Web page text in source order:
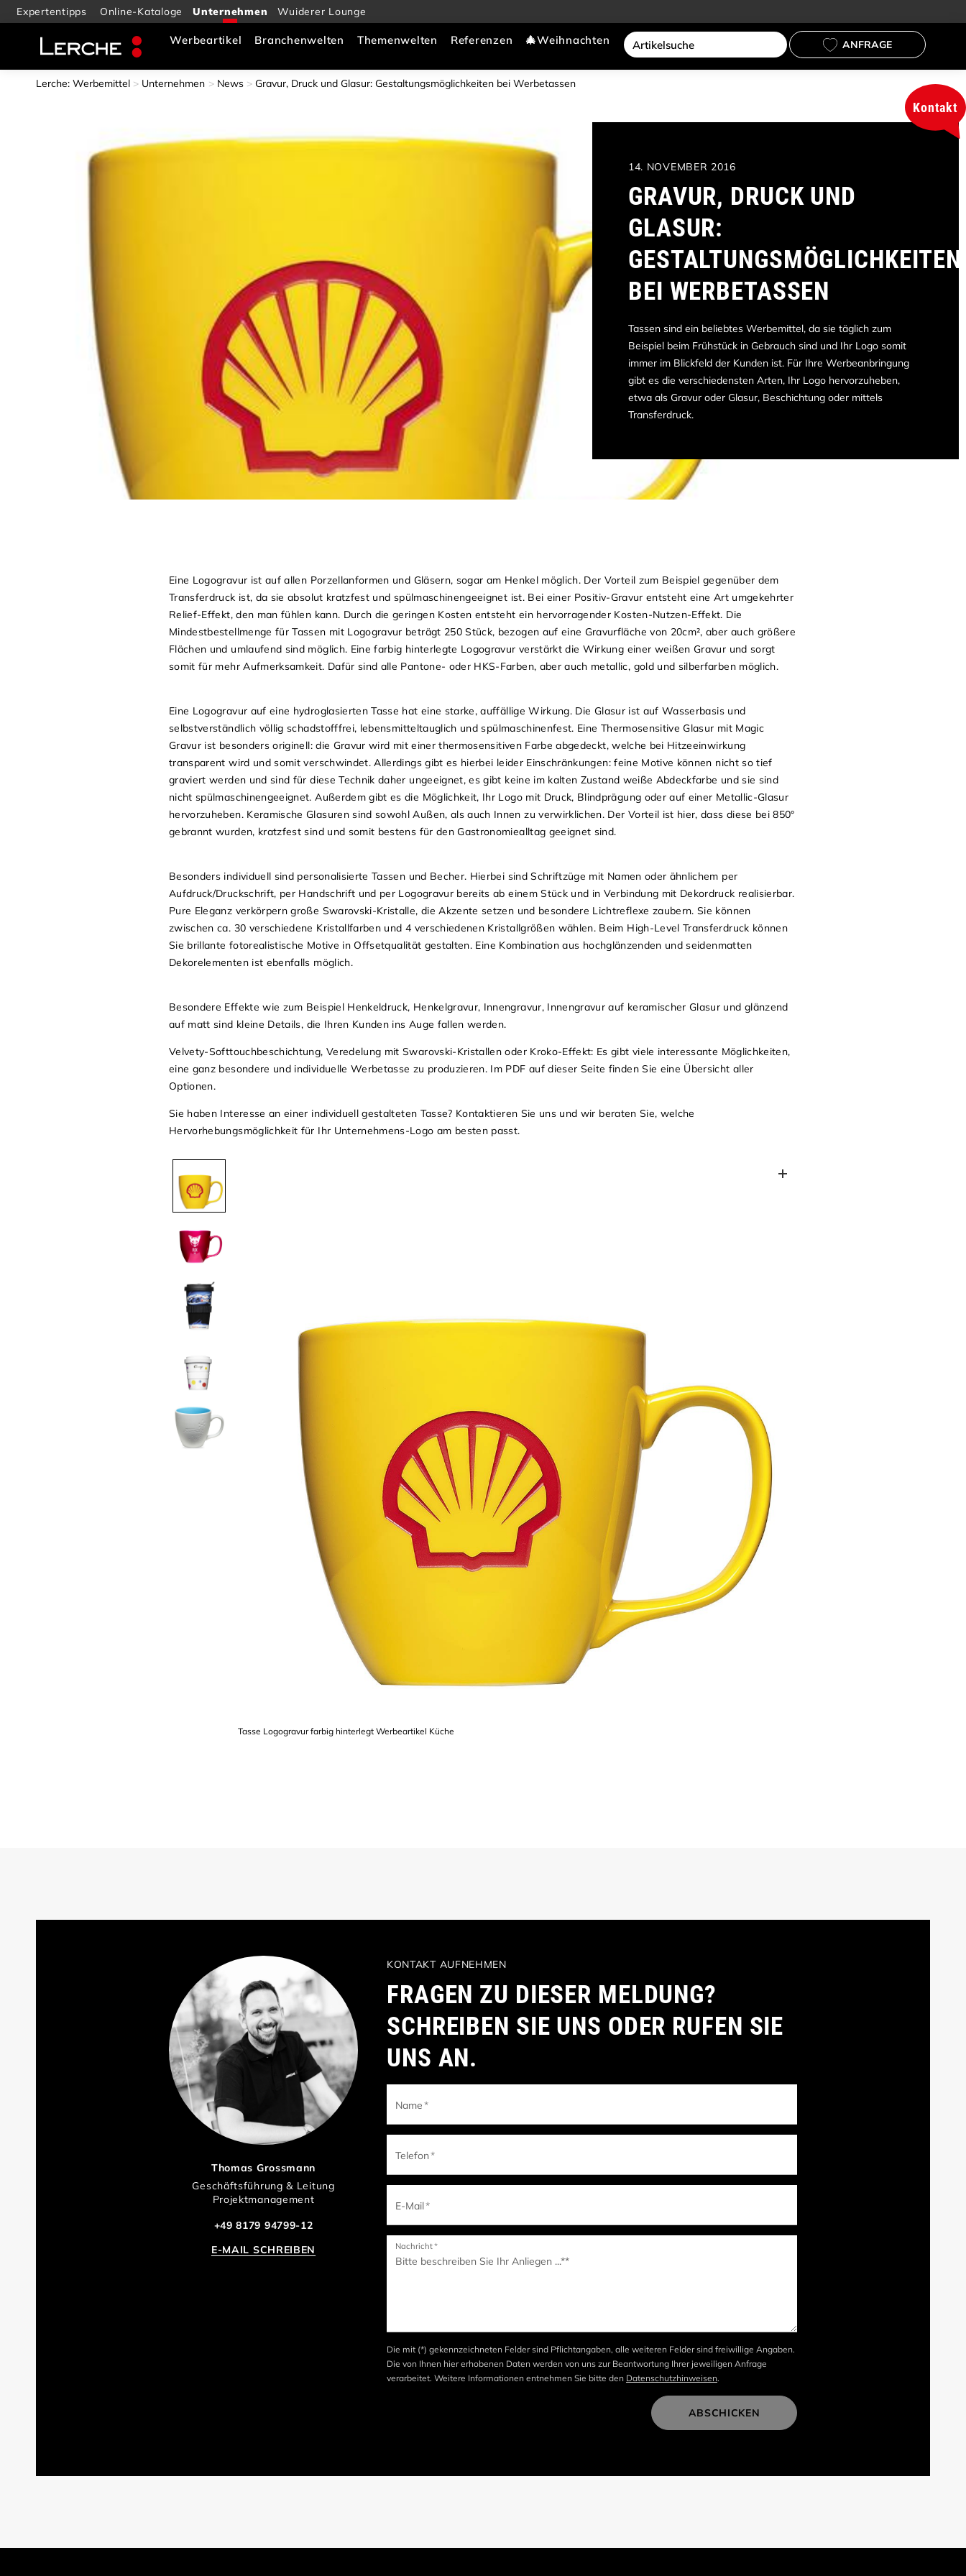
Expertentipps Online-Kataloge Wuiderer Lounge
Werbeartikel Branchenwelten Themenwelten Referenzen 🎄Weihnachten ANFRAGE
Lerche: Werbemittel Unternehmen News Gravur, Druck und Glasur: Gestaltungsmöglichkeiten bei Werbetassen
14. NOVEMBER 2016
GRAVUR, DRUCK UND
GLASUR:
GESTALTUNGSMÖGLICHKEITEN
BEI WERBETASSEN
Tassen sind ein beliebtes Werbemittel, da sie täglich zum
Beispiel beim Frühstück in Gebrauch sind und Ihr Logo somit
immer im Blickfeld der Kunden ist. Für Ihre Werbeanbringung
gibt es die verschiedensten Arten, Ihr Logo hervorzuheben,
etwa als Gravur oder Glasur, Beschichtung oder mittels
Transferdruck.
Eine Logogravur ist auf allen Porzellanformen und Gläsern, sogar am Henkel möglich. Der Vorteil zum Beispiel gegenüber dem
Transferdruck ist, da sie absolut kratzfest und spülmaschinengeeignet ist. Bei einer Positiv-Gravur entsteht eine Art umgekehrter
Relief-Effekt, den man fühlen kann. Durch die geringen Kosten entsteht ein hervorragender Kosten-Nutzen-Effekt. Die
Mindestbestellmenge für Tassen mit Logogravur beträgt 250 Stück, bezogen auf eine Gravurfläche von 20cm², aber auch größere
Flächen und umlaufend sind möglich. Eine farbig hinterlegte Logogravur verstärkt die Wirkung einer weißen Gravur und sorgt
somit für mehr Aufmerksamkeit. Dafür sind alle Pantone- oder HKS-Farben, aber auch metallic, gold und silberfarben möglich.
Eine Logogravur auf eine hydroglasierten Tasse hat eine starke, auffällige Wirkung. Die Glasur ist auf Wasserbasis und
selbstverständlich völlig schadstofffrei, lebensmitteltauglich und spülmaschinenfest. Eine Thermosensitive Glasur mit Magic
Gravur ist besonders originell: die Gravur wird mit einer thermosensitiven Farbe abgedeckt, welche bei Hitzeeinwirkung
transparent wird und somit verschwindet. Allerdings gibt es hierbei leider Einschränkungen: feine Motive können nicht so tief
graviert werden und sind für diese Technik daher ungeeignet, es gibt keine im kalten Zustand weiße Abdeckfarbe und sie sind
nicht spülmaschinengeeignet. Außerdem gibt es die Möglichkeit, Ihr Logo mit Druck, Blindprägung oder auf einer Metallic-Glasur
hervorzuheben. Keramische Glasuren sind sowohl Außen, als auch Innen zu verwirklichen. Der Vorteil ist hier, dass diese bei 850°
gebrannt wurden, kratzfest sind und somit bestens für den Gastronomiealltag geeignet sind.
Besonders individuell sind personalisierte Tassen und Becher. Hierbei sind Schriftzüge mit Namen oder ähnlichem per
Aufdruck/Druckschrift, per Handschrift und per Logogravur bereits ab einem Stück und in Verbindung mit Dekordruck realisierbar.
Pure Eleganz verkörpern große Swarovski-Kristalle, die Akzente setzen und besondere Lichtreflexe zaubern. Sie können
zwischen ca. 30 verschiedene Kristallfarben und 4 verschiedenen Kristallgrößen wählen. Beim High-Level Transferdruck können
Sie brillante fotorealistische Motive in Offsetqualität gestalten. Eine Kombination aus hochglänzenden und seidenmatten
Dekorelementen ist ebenfalls möglich.
Besondere Effekte wie zum Beispiel Henkeldruck, Henkelgravur, Innengravur, Innengravur auf keramischer Glasur und glänzend
auf matt sind kleine Details, die Ihren Kunden ins Auge fallen werden.
Velvety-Softtouchbeschichtung, Veredelung mit Swarovski-Kristallen oder Kroko-Effekt: Es gibt viele interessante Möglichkeiten,
eine ganz besondere und individuelle Werbetasse zu produzieren. Im PDF auf dieser Seite finden Sie eine Übersicht aller
Optionen.
Sie haben Interesse an einer individuell gestalteten Tasse? Kontaktieren Sie uns und wir beraten Sie, welche
Hervorhebungsmöglichkeit für Ihr Unternehmens-Logo am besten passt.
Tasse Logogravur farbig hinterlegt Werbeartikel Küche
Thomas Grossmann
Geschäftsführung & Leitung
Projektmanagement
+49 8179 94799-12
E-MAIL SCHREIBEN
KONTAKT AUFNEHMEN
FRAGEN ZU DIESER MELDUNG?
SCHREIBEN SIE UNS ODER RUFEN SIE
UNS AN.
Name*
Telefon*
E-Mail*
Nachricht*
Die mit (*) gekennzeichneten Felder sind Pflichtangaben, alle weiteren Felder sind freiwillige Angaben.
Die von Ihnen hier erhobenen Daten werden von uns zur Beantwortung Ihrer jeweiligen Anfrage
verarbeitet. Weitere Informationen entnehmen Sie bitte den Datenschutzhinweisen.
ABSCHICKEN
Kontakt